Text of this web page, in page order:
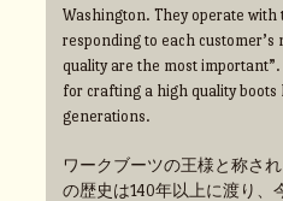
Washington. They operate
responding to each
quality are the most
for crafting a high quality boots
generations.
ワークブーツの王様と称され
の歴史は140年以上に渡り、